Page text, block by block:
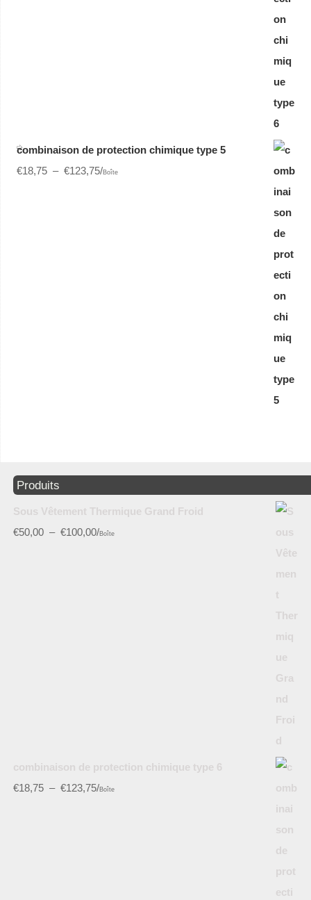
combinaison de protection chimique type 5
€18,75 – €123,75/Boîte
Produits
Sous Vêtement Thermique Grand Froid
€50,00 – €100,00/Boîte
combinaison de protection chimique type 6
€18,75 – €123,75/Boîte